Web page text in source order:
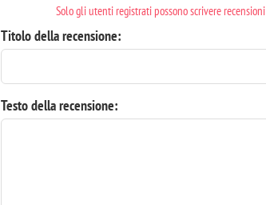
Solo gli utenti registrati possono scrivere recensioni
Titolo della recensione:
Testo della recensione: